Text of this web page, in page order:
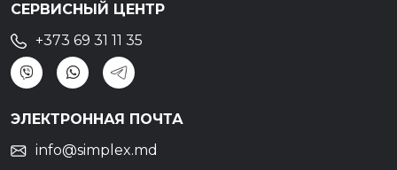
СЕРВИСНЫЙ ЦЕНТР
+373 69 31 11 35
ЭЛЕКТРОННАЯ ПОЧТА
info@simplex.md